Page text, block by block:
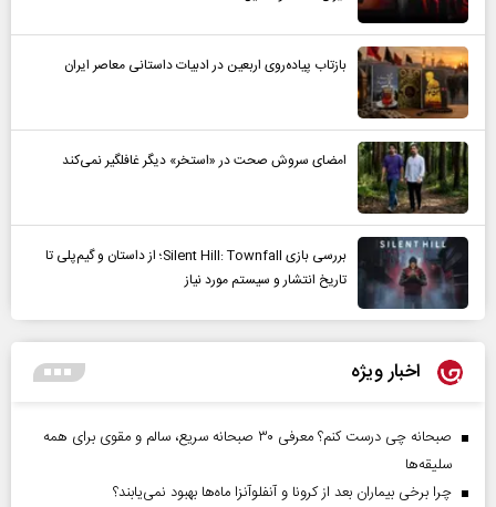
بازتاب پیاده‌روی اربعین در ادبیات داستانی معاصر ایران
امضای سروش صحت در «استخر» دیگر غافلگیر نمی‌کند
بررسی بازی Silent Hill: Townfall؛ از داستان و گیم‌پلی تا
تاریخ انتشار و سیستم مورد نیاز
اخبار ویژه
صبحانه چی درست کنم؟ معرفی ۳۰ صبحانه سریع، سالم و مقوی برای همه
سلیقه‌ها
چرا برخی بیماران بعد از کرونا و آنفلوآنزا ماه‌ها بهبود نمی‌یابند؟